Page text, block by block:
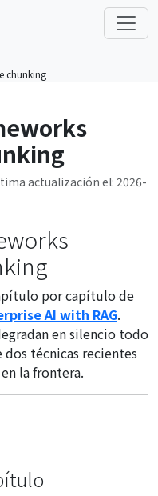
chunking
actualización el: 2026-
por capítulo de
AI with RAG.
en silencio todo
técnicas recientes
la frontera.